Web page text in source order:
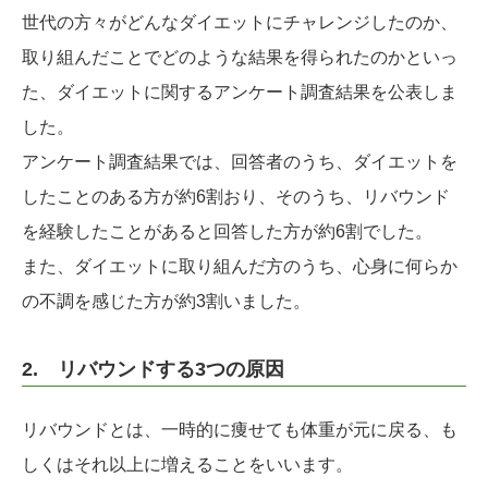
世代の方々がどんなダイエットにチャレンジしたのか、
取り組んだことでどのような結果を得られたのかといっ
た、ダイエットに関するアンケート調査結果を公表しま
した。
アンケート調査結果では、回答者のうち、ダイエットを
したことのある方が約6割おり、そのうち、リバウンド
を経験したことがあると回答した方が約6割でした。
また、ダイエットに取り組んだ方のうち、心身に何らか
の不調を感じた方が約3割いました。
2. リバウンドする3つの原因
リバウンドとは、一時的に痩せても体重が元に戻る、も
しくはそれ以上に増えることをいいます。